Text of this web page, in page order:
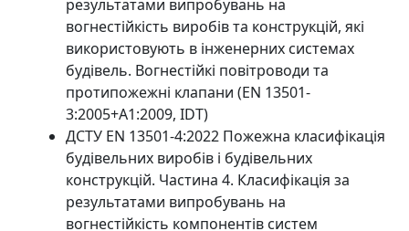
результатами випробувань на
вогнестійкість виробів та конструкцій, які
використовують в інженерних системах
будівель. Вогнестійкі повітроводи та
протипожежні клапани (EN 13501-
3:2005+A1:2009, IDT)
ДСТУ EN 13501-4:2022 Пожежна класифікація
будівельних виробів і будівельних
конструкцій. Частина 4. Класифікація за
результатами випробувань на
вогнестійкість компонентів систем